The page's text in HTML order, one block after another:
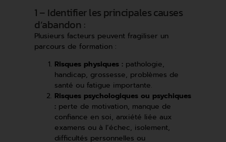
1 – Identifier les principales causes
d’abandon :
Plusieurs facteurs peuvent fragiliser un
parcours de formation :
Risques physiques : pathologie,
handicap, grossesse, problèmes de
santé ou fatigue importante.
Risques psychologiques ou psychiques
: perte de motivation, manque de
confiance en soi, anxiété liée aux
examens ou à l’échec, isolement,
difficultés personnelles ou